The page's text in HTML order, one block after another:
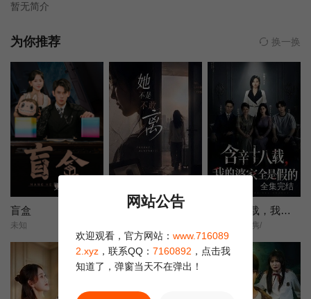
暂无简介
为你推荐 换一换
更新至13集
盲盒
未知
她不是不敢离
全集完结
含辛十八载，我的婆家全是假的
张耀尹/伍京隽/
网站公告
欢迎观看，官方网站： www.716089
2.xyz ，联系QQ： 7160892 ，点击我
知道了，弹窗当天不在弹出！